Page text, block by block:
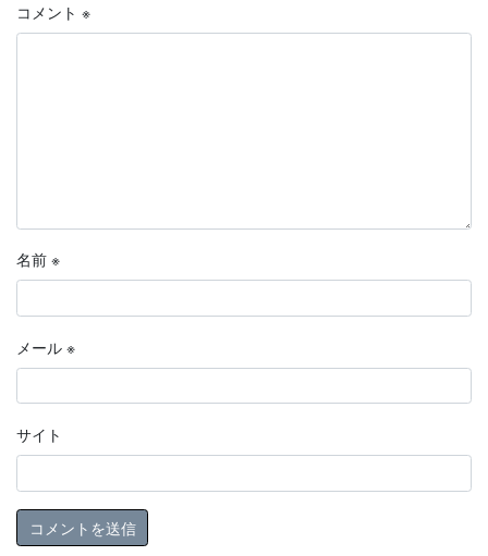
コメント ※
名前 ※
メール ※
サイト